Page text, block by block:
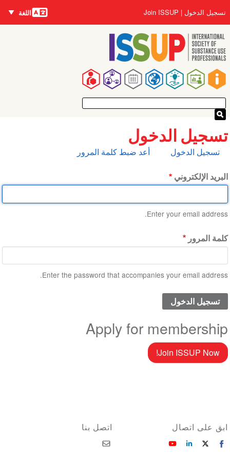
إلى
المحتوى
الرئيسي
Main
navigation
User
account
menu
تسجيل الدخول Join ISSUP اللغات
اللغة
تسجيل الدخول
التبويبات
الأساسية
تسجيل الدخول أعد ضبط كلمة المرور
البريد الإلكتروني
Enter your email address.
كلمة المرور
Enter the password that accompanies your email address.
Apply for membership
Join ISSUP Now!
اتصل بنا ابق على اتصال